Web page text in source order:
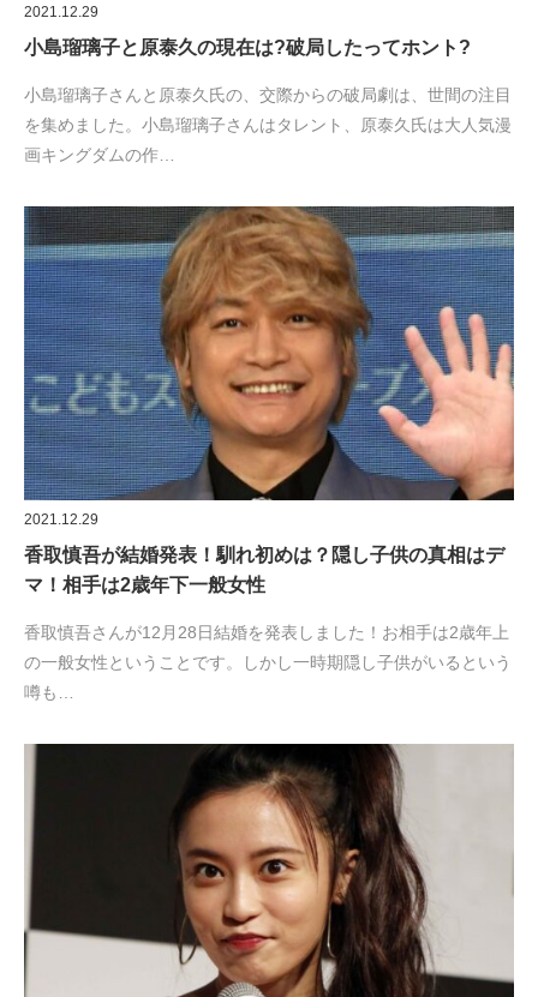
2021.12.29
小島瑠璃子と原泰久の現在は?破局したってホント?
小島瑠璃子さんと原泰久氏の、交際からの破局劇は、世間の注目
を集めました。小島瑠璃子さんはタレント、原泰久氏は大人気漫
画キングダムの作…
2021.12.29
香取慎吾が結婚発表！馴れ初めは？隠し子供の真相はデ
マ！相手は2歳年下一般女性
香取慎吾さんが12月28日結婚を発表しました！お相手は2歳年上
の一般女性ということです。しかし一時期隠し子供がいるという
噂も…